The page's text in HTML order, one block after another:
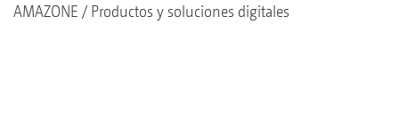
AMAZONE Productos y soluciones digitales